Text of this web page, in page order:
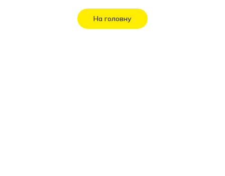
На головну